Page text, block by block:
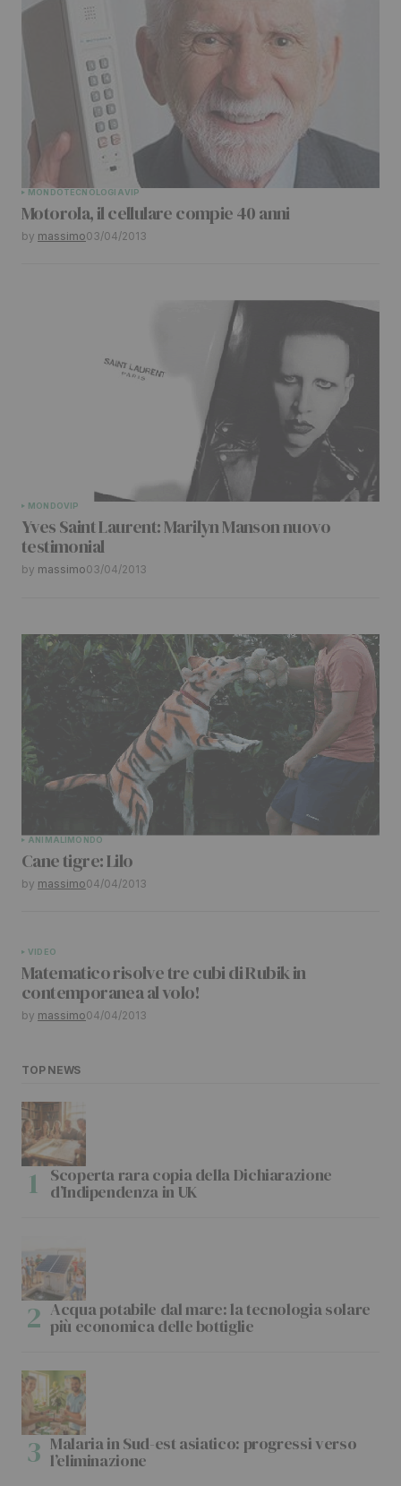
MONDOTECNOLOGIAVIP
Motorola, il cellulare compie 40 anni
by massimo03/04/2013
MONDOVIP
Yves Saint Laurent: Marilyn Manson nuovo
testimonial
by massimo03/04/2013
ANIMALIMONDO
Cane tigre: Lilo
by massimo04/04/2013
VIDEO
Matematico risolve tre cubi di Rubik in
contemporanea al volo!
by massimo04/04/2013
TOP NEWS
Scoperta rara copia della Dichiarazione
d’Indipendenza in UK
Acqua potabile dal mare: la tecnologia solare
più economica delle bottiglie
Malaria in Sud-est asiatico: progressi verso
l’eliminazione